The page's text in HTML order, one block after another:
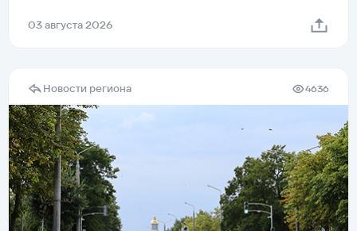
03 августа 2026
Новости региона 4636